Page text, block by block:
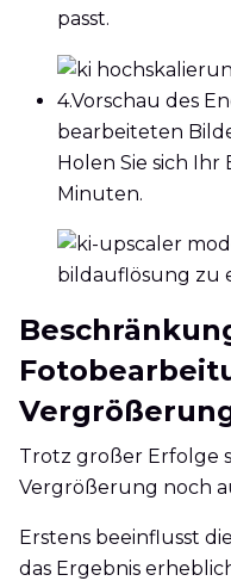
passt.
4.Vorschau des
bearbeiteten
Holen Sie sich
Minuten.
Trotz großer Erfolge
Vergrößerung noch
Erstens beeinflusst
das Ergebnis